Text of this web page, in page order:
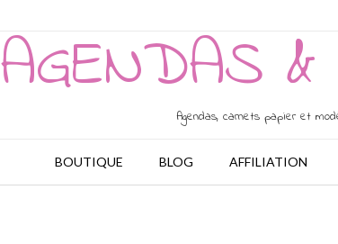
AGENDAS
Agendas, carnets papier et
BOUTIQUE BLOG AFFILIATION